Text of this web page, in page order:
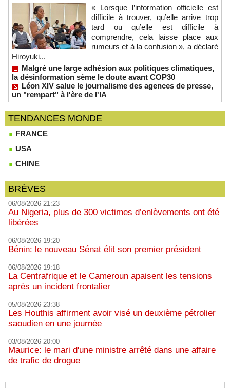
« Lorsque l’information officielle est
difficile à trouver, qu’elle arrive trop
tard ou qu’elle est difficile à
comprendre, cela laisse place aux
rumeurs et à la confusion », a déclaré
Hiroyuki...
Malgré une large adhésion aux politiques climatiques,
la désinformation sème le doute avant COP30
Léon XIV salue le journalisme des agences de presse,
un "rempart" à l'ère de l'IA
TENDANCES MONDE
FRANCE
USA
CHINE
BRÈVES
06/08/2026 21:23
Au Nigeria, plus de 300 victimes d’enlèvements ont été
libérées
06/08/2026 19:20
Bénin: le nouveau Sénat élit son premier président
06/08/2026 19:18
La Centrafrique et le Cameroun apaisent les tensions
après un incident frontalier
05/08/2026 23:38
Les Houthis affirment avoir visé un deuxième pétrolier
saoudien en une journée
03/08/2026 20:00
Maurice: le mari d'une ministre arrêté dans une affaire
de trafic de drogue